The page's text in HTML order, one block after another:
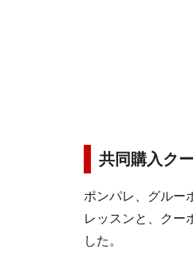
共同購入ク
ポンパレ、グルー
レッスンと、クー
した。